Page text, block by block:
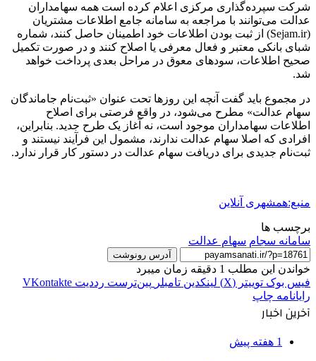
شرکت سپرده‌گذاری مرکزی اعلام کرده است همه سهامداران
عدالت می‌توانند با مراجعه به سامانه جامع اطلاعات مشتریان
(Sejam.ir) از ثبت بودن اطلاعات خود اطمینان حاصل کنند، شماره
شبای بانکی معتبر و فعال معرفی یا اصلاح کنند و در صورت تکمیل
صحیح اطلاعات، سودهای معوق در مراحل بعدی پرداخت خواهد
شد.
در مجموع باید گفت آنچه این روزها تحت عنوان «ثبت‌نام جاماندگان
سهام عدالت» مطرح می‌شود، در واقع فرصتی برای اصلاح
اطلاعات سهامداران موجود است، نه آغاز یک طرح جدید. بنابراین،
افرادی که اصلا سهام عدالت ندارند، مشمول این فرآیند نیستند و
ثبت‌نام جدیدی برای دریافت سهام عدالت در دستور کار قرار ندارد.
منبع:همشهری آنلاین
برچسب ها
سامانه سجام سهام عدالت
آدرس رونوشت
خواندن این مطلب 1 دقیقه زمان میبرد
فیس بوک توییتر (X) لینکدین ‫تامبلر ‫پین‌ترست ‫رددیت ‫VKontakte
رایانامه چاپ
آخرین اخبار
1 هفته پیش